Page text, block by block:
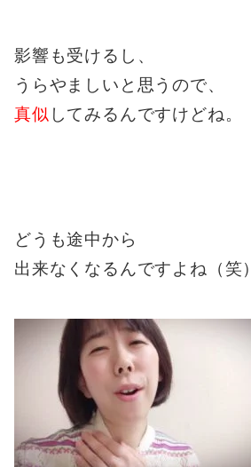
影響も受けるし、
うらやましいと思うので、
真似 してみるんですけどね。
どうも途中から
出来なくなるんですよね（笑）